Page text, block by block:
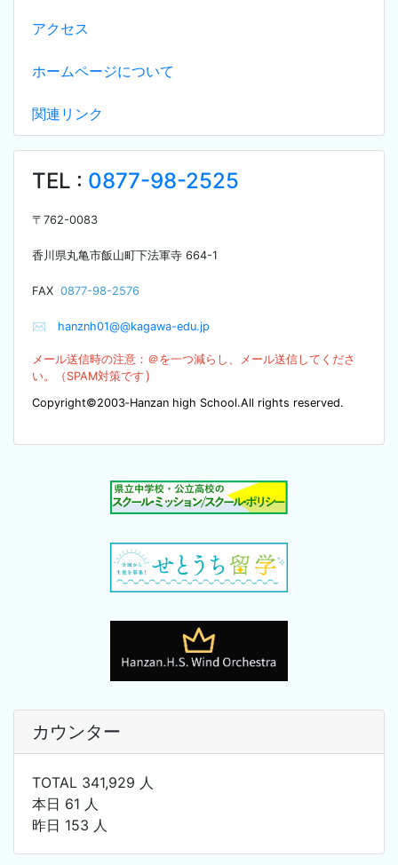
アクセス
ホームページについて
関連リンク
TEL : 0877-98-2525
〒 762-0083
香川県丸亀市飯山町下法軍寺 664-1
FAX 0877-98-2576
✉ hanznh01@@kagawa-edu.jp
メール送信時の注意：＠を一つ減らし、メール送信してくださ
い。（SPAM対策です ）
Copyright©2003‐Hanzan high School.All rights reserved.
カウンター
TOTAL 341,929 人
本日 61 人
昨日 153 人